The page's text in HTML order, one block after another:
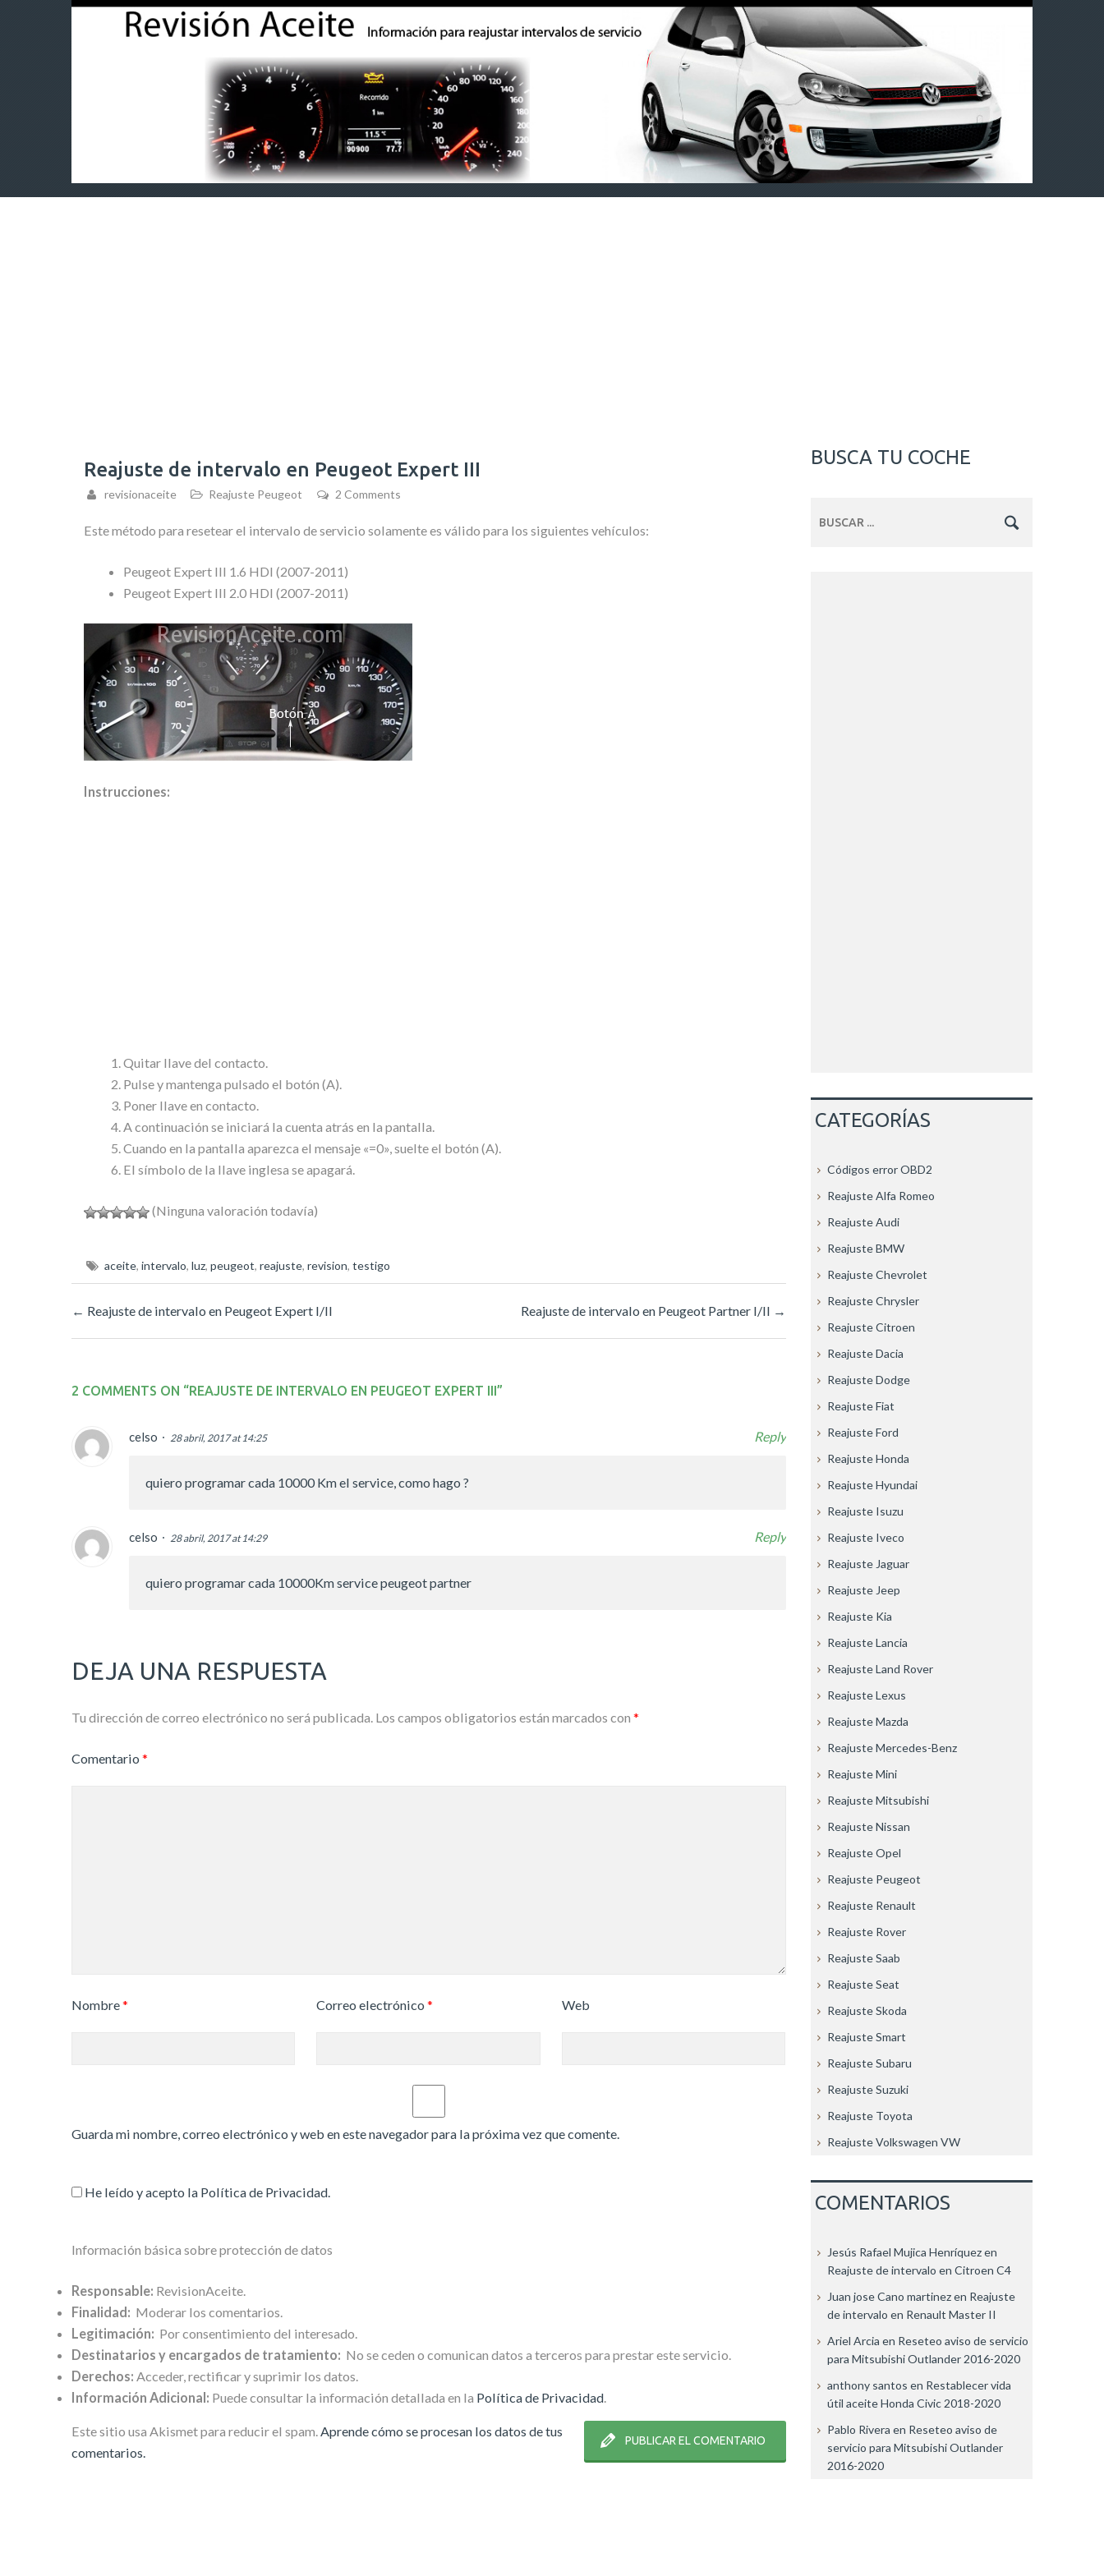
Reajuste de intervalo en Peugeot Expert III
revisionaceite Reajuste Peugeot 2 Comments
Este método para resetear el intervalo de servicio solamente es válido para los siguientes vehículos:
Peugeot Expert III 1.6 HDI (2007-2011)
Peugeot Expert III 2.0 HDI (2007-2011)
Instrucciones:
Quitar llave del contacto.
Pulse y mantenga pulsado el botón (A).
Poner llave en contacto.
A continuación se iniciará la cuenta atrás en la pantalla.
Cuando en la pantalla aparezca el mensaje «=0», suelte el botón (A).
El símbolo de la llave inglesa se apagará.
(Ninguna valoración todavía)
aceite, intervalo, luz, peugeot, reajuste, revision, testigo
← Reajuste de intervalo en Peugeot Expert I/II Reajuste de intervalo en Peugeot Partner I/II →
2 COMMENTS ON “REAJUSTE DE INTERVALO EN PEUGEOT EXPERT III”
celso 28 abril, 2017 at 14:25 Reply
quiero programar cada 10000 Km el service, como hago ?
celso 28 abril, 2017 at 14:29 Reply
quiero programar cada 10000Km service peugeot partner
DEJA UNA RESPUESTA
Tu dirección de correo electrónico no será publicada. Los campos obligatorios están marcados con *
Comentario *
Nombre* Correo electrónico* Web
Guarda mi nombre, correo electrónico y web en este navegador para la próxima vez que comente.
He leído y acepto la Política de Privacidad
Información básica sobre protección de datos
Responsable: RevisionAceite.
Finalidad: Moderar los comentarios.
Legitimación: Por consentimiento del interesado.
Destinatarios y encargados de tratamiento: No se ceden o comunican datos a terceros para prestar este servicio.
Derechos: Acceder, rectificar y suprimir los datos.
Información Adicional: Puede consultar la información detallada en la Política de Privacidad.
Este sitio usa Akismet para reducir el spam.Aprende cómo se procesan los datos de tus
comentarios.
BUSCA TU COCHE
CATEGORÍAS
Códigos error OBD2
Reajuste Alfa Romeo
Reajuste Audi
Reajuste BMW
Reajuste Chevrolet
Reajuste Chrysler
Reajuste Citroen
Reajuste Dacia
Reajuste Dodge
Reajuste Fiat
Reajuste Ford
Reajuste Honda
Reajuste Hyundai
Reajuste Isuzu
Reajuste Iveco
Reajuste Jaguar
Reajuste Jeep
Reajuste Kia
Reajuste Lancia
Reajuste Land Rover
Reajuste Lexus
Reajuste Mazda
Reajuste Mercedes-Benz
Reajuste Mini
Reajuste Mitsubishi
Reajuste Nissan
Reajuste Opel
Reajuste Peugeot
Reajuste Renault
Reajuste Rover
Reajuste Saab
Reajuste Seat
Reajuste Skoda
Reajuste Smart
Reajuste Subaru
Reajuste Suzuki
Reajuste Toyota
Reajuste Volkswagen VW
COMENTARIOS
Jesús Rafael Mujica Henríquezen
Reajuste de intervalo en Citroen C4
Juan jose Cano martinezen Reajuste
de intervalo en Renault Master II
Ariel Arcia en Reseteo aviso de servicio
para Mitsubishi Outlander 2016-2020
anthony santos en Restablecer vida
útil aceite Honda Civic 2018-2020
Pablo Rivera en Reseteo aviso de
servicio para Mitsubishi Outlander
2016-2020